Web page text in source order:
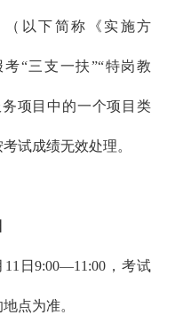
以下简称《实施方
“三支一扶”“特岗教
项目中的一个项目类
试成绩无效处理。
日9:00—11:00，考试
点为准。